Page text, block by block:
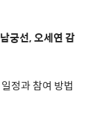
남궁선,오세연 감
일정과 참여 방법